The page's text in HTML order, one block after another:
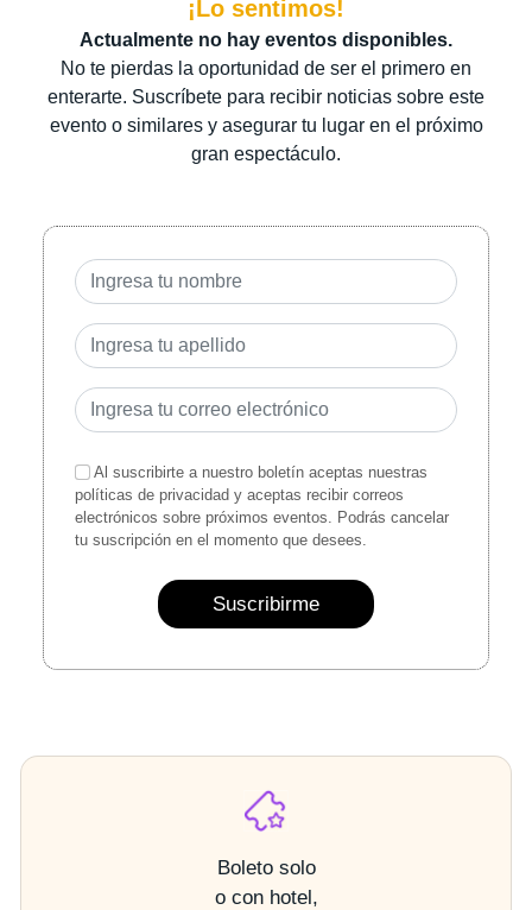
¡Lo sentimos!
Actualmente no hay eventos disponibles.
No te pierdas la oportunidad de ser el primero en
enterarte. Suscríbete para recibir noticias sobre este
evento o similares y asegurar tu lugar en el próximo
gran espectáculo.
Al suscribirte a nuestro boletín aceptas nuestras
políticas de privacidad y aceptas recibir correos
electrónicos sobre próximos eventos. Podrás cancelar
tu suscripción en el momento que desees.
Suscribirme
Boleto solo
o con hotel,